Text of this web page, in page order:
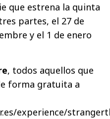
que estrena la quinta
partes, el 27 de
y el 1 de enero
, todos aquellos que
forma gratuita a
experience/